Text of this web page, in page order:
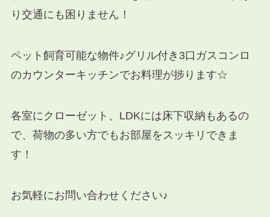
り交通にも困りません！
ペット飼育可能な物件♪グリル付き3口ガスコンロ
のカウンターキッチンでお料理が捗ります☆
各室にクローゼット、LDKには床下収納もあるの
で、荷物の多い方でもお部屋をスッキリできま
す！
お気軽にお問い合わせください♪